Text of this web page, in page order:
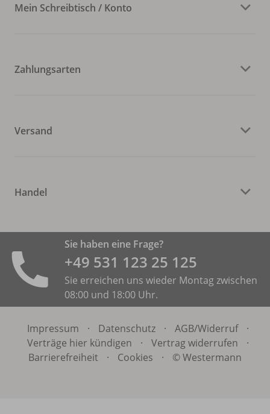
Mein Schreibtisch / Konto
Zahlungsarten
Versand
Handel
Sie haben eine Frage?
+49 531 ­123 25 125
Sie erreichen uns wieder Montag zwischen
08:00 und 18:00 Uhr.
Impressum · Datenschutz · AGB/Widerruf
·
Verträge hier kündigen
· Vertrag widerrufen
·
Barrierefreiheit
· Cookies · © Westermann